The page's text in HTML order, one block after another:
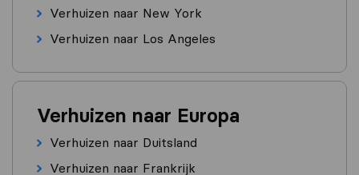
Verhuizen naar New York
Verhuizen naar Los Angeles
Verhuizen naar Europa
Verhuizen naar Duitsland
Verhuizen naar Frankrijk